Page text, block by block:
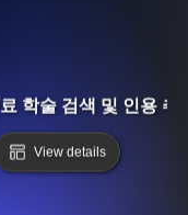
학술 검색 및 인용 추
View details